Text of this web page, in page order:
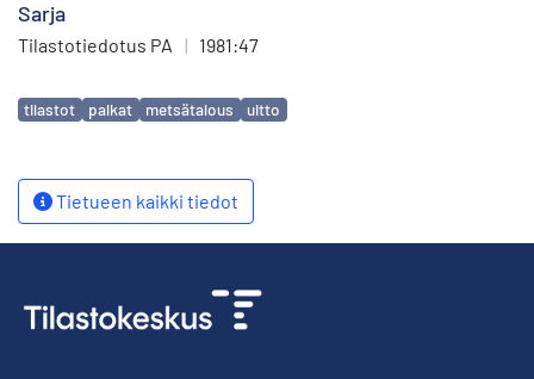
Sarja
Tilastotiedotus PA | 1981:47
Avainsanat
tilastot palkat metsätalous uitto
Tietueen kaikki tiedot